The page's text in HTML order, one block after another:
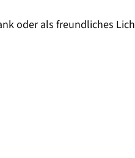
oder als freundliches